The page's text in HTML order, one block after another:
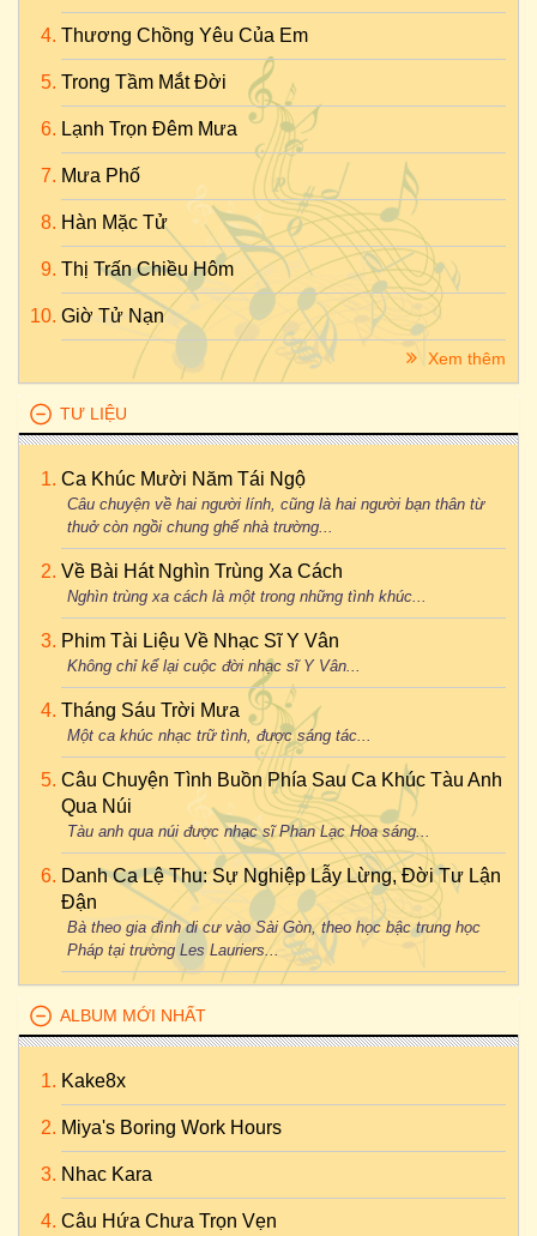
Thương Chồng Yêu Của Em
Trong Tầm Mắt Đời
Lạnh Trọn Đêm Mưa
Mưa Phố
Hàn Mặc Tử
Thị Trấn Chiều Hôm
Giờ Tử Nạn
Xem thêm
TƯ LIỆU
Ca Khúc Mười Năm Tái Ngộ
Câu chuyện về hai người lính, cũng là hai người bạn thân từ
thuở còn ngồi chung ghế nhà trường...
Về Bài Hát Nghìn Trùng Xa Cách
Nghìn trùng xa cách là một trong những tình khúc...
Phim Tài Liệu Về Nhạc Sĩ Y Vân
Không chỉ kể lại cuộc đời nhạc sĩ Y Vân...
Tháng Sáu Trời Mưa
Một ca khúc nhạc trữ tình, được sáng tác...
Câu Chuyện Tình Buồn Phía Sau Ca Khúc Tàu Anh
Qua Núi
Tàu anh qua núi được nhạc sĩ Phan Lạc Hoa sáng...
Danh Ca Lệ Thu: Sự Nghiệp Lẫy Lừng, Đời Tư Lận
Đận
Bà theo gia đình di cư vào Sài Gòn, theo học bậc trung học
Pháp tại trường Les Lauriers...
ALBUM MỚI NHẤT
Kake8x
Miya's Boring Work Hours
Nhac Kara
Câu Hứa Chưa Trọn Vẹn